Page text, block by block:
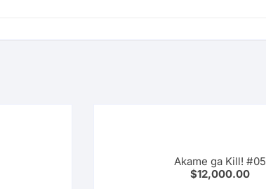
Akame ga Kill! #05
$12,000.00